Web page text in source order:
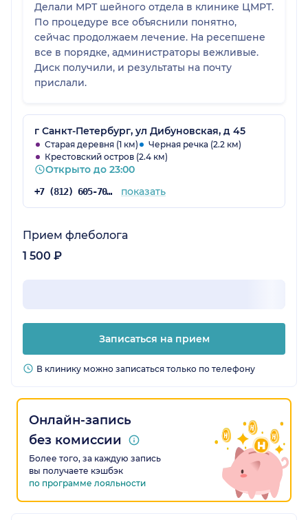
Делали МРТ шейного отдела в клинике ЦМРТ.
По процедуре все объяснили понятно,
сейчас продолжаем лечение. На ресепшене
все в порядке, администраторы вежливые.
Диск получили, и результаты на почту
прислали.
г Санкт-Петербург, ул Дибуновская, д 45
Старая деревня (1 км)
Черная речка (2.2 км)
Крестовский остров (2.4 км)
Открыто до 23:00
+7 (812) 605-70-67 показать
Прием флеболога
1 500 ₽
Записаться на прием
В клинику можно записаться только по телефону
Онлайн-запись
без комиссии
Более того, за каждую запись
вы получаете кэшбэк
по программе лояльности